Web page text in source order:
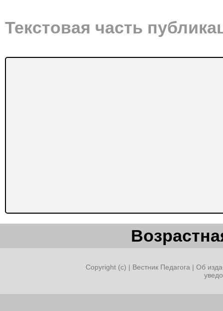
Текстовая часть
Copyright (c) | Вестник Педагога | Об